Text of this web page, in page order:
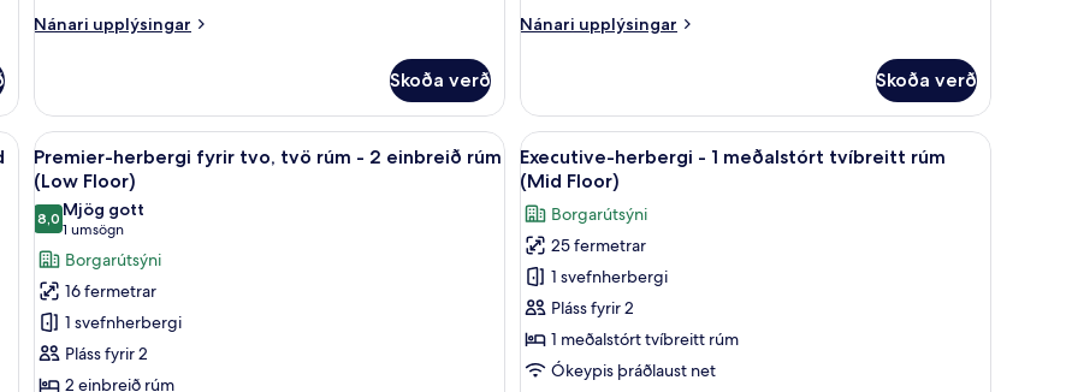
(Twin
Twin
-
Low
Floor)
Nánari upplýsingar
Nánari
herbergi
fyrir
tvo,
tvö
rúm
(Twin
/
Hollywood
Twin
Low
Floor)
Skoða verð
rúm
Nánari upplýsingar
Nánari
herbergi
1
meðalstórt
tvíbreitt
rúm
(Low
Floor)
Skoða verð
í herbergi, skrifborð
Skoða
allar
myndir
fyrir
Premier-
herbergi
fyrir
tvo,
tvö
Premier-herbergi fyrir tvo, tvö rúm - 2 einbreið rúm (Low Floor) | Rúmföt af bestu gerð, öryggishólf í herbergi,
12
Premier-herbergi fyrir tvo, tvö rúm - 2 einbreið rúm
(Low Floor)
8,08,0 af 10
Mjög gott
1 umsögn
(1
umsögn)
Borgarútsýni
16 fermetrar
1 svefnherbergi
Pláss fyrir 2
2 einbreið rúm
Skoða
allar
myndir
fyrir
Executive-
herbergi
-
1
meðalstórt
Executive-herbergi - 1 meðalstórt tvíbreitt
9
Executive-herbergi - 1 meðalstórt tvíbreitt rúm
(Mid Floor)
Borgarútsýni
25 fermetrar
1 svefnherbergi
Pláss fyrir 2
1 meðalstórt tvíbreitt rúm
Ókeypis þráðlaust net